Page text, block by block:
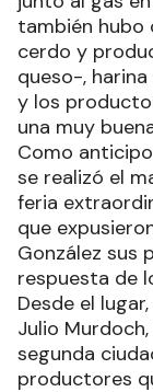
también
cerdo y
queso-,
y los
una muy
Como
se realizó el
feria
que
González sus
respuesta de
Desde el
Julio
segunda
productores